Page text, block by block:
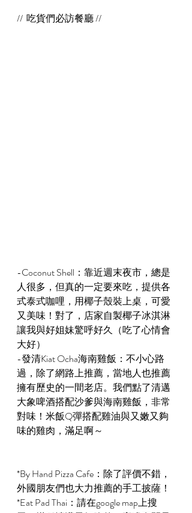
//  吃貨們必訪餐廳 //
-Coconut Shell：靠近週末夜市，總是
人很多，但真的一定要來吃，提供各
式泰式咖哩，用椰子殼裝上桌，可愛
又美味！對了，店家自製椰子冰淇淋
讓我與好姐妹驚呼好久（吃了心情會
大好）
-發清Kiat Ocha海南雞飯：不小心路
過，除了網路上推薦，當地人也推薦
擁有歷史的一間老店。我們點了清邁
大象啤酒搭配沙爹與海南雞飯，非常
對味！米飯Q彈搭配雞油與又嫩又夠
味的雞肉，滿足啊～
*By Hand Pizza Cafe：除了評價不錯，
外國朋友們也大力推薦的手工披薩！
*Eat Pad Thai：請在google map上搜